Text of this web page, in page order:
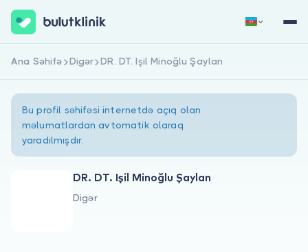
Haqqımızda
Qeydiyyat Daxil Ol
Ana Səhifə Digər DR. DT. Işil Minoğlu Şaylan
Bu profil səhifəsi internetdə açıq olan
məlumatlardan avtomatik olaraq
yaradılmışdır.
DR. DT. Işil Minoğlu Şaylan
Digər